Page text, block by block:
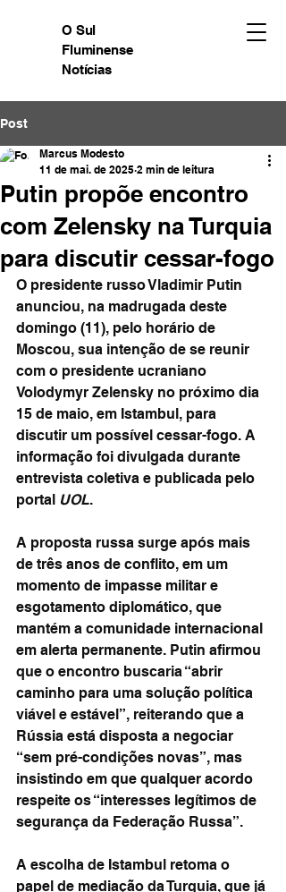
O Sul
Fluminense
Notícias
Post
Putin propõe encontro
com Zelensky na Turquia
para discutir cessar-fogo
Marcus Modesto
11 de mai. de 2025 2 min de leitura
O presidente russo Vladimir Putin
anunciou, na madrugada deste
domingo (11), pelo horário de
Moscou, sua intenção de se reunir
com o presidente ucraniano
Volodymyr Zelensky no próximo dia
15 de maio, em Istambul, para
discutir um possível cessar-fogo. A
informação foi divulgada durante
entrevista coletiva e publicada pelo
portal UOL.
A proposta russa surge após mais
de três anos de conflito, em um
momento de impasse militar e
esgotamento diplomático, que
mantém a comunidade internacional
em alerta permanente. Putin afirmou
que o encontro buscaria “abrir
caminho para uma solução política
viável e estável”, reiterando que a
Rússia está disposta a negociar
“sem pré-condições novas”, mas
insistindo em que qualquer acordo
respeite os “interesses legítimos de
segurança da Federação Russa”.
A escolha de Istambul retoma o
papel de mediação da Turquia, que já